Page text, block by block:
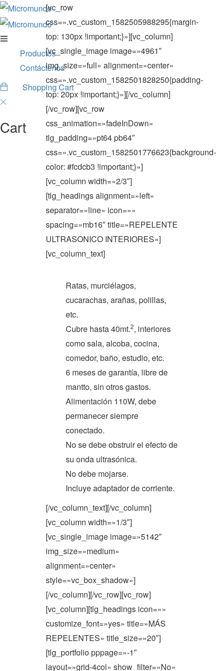
Productos
Contáctenos
Shopping Cart
Cart
[vc_row
css=».vc_custom_1582505988295{margin-
top: 130px !important;}»][vc_column]
[vc_single_image image=»4961″
img_size=»full» alignment=»center»
css=».vc_custom_1582501828250{padding-
top: 20px !important;}»][/vc_column]
[/vc_row][vc_row
css_animation=»fadeInDown»
tlg_padding=»pt64 pb64″
css=».vc_custom_1582501776623{background-
color: #fcdcb3 !important;}»]
[vc_column width=»2/3″]
[tlg_headings alignment=»left»
separator=»line» icon=»»
spacing=»mb16″ title=»REPELENTE
ULTRASONICO INTERIORES»]
[vc_column_text]
Ratas, murciélagos,
cucarachas, arañas, polillas,
etc.
Cubre hasta 40mt.2, interiores
como sala, alcoba, cocina,
comedor, baño, estudio, etc.
6 meses de garantía, libre de
mantto, sin otros gastos.
Alimentación 110W, debe
permanecer siempre
conectado.
No se debe obstruir el efecto de
su onda ultrasónica.
No debe mojarse.
Incluye adaptador de corriente.
[/vc_column_text][/vc_column]
[vc_column width=»1/3″]
[vc_single_image image=»5142″
img_size=»medium»
alignment=»center»
style=»vc_box_shadow»]
[/vc_column][/vc_row][vc_row]
[vc_column][tlg_headings icon=»»
customize_font=»yes» title=»MÁS
REPELENTES» title_size=»20″]
[tlg_portfolio pppage=»-1″
layout=»grid-4col» show_filter=»No»